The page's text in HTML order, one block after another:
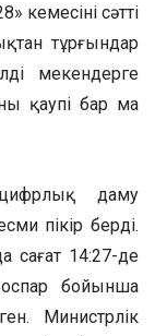
сәтті
тұрғындар
мекендерге
қаупі бар ма
даму
пікір берді.
сағат 14:27-де
бойынша
Министрлік